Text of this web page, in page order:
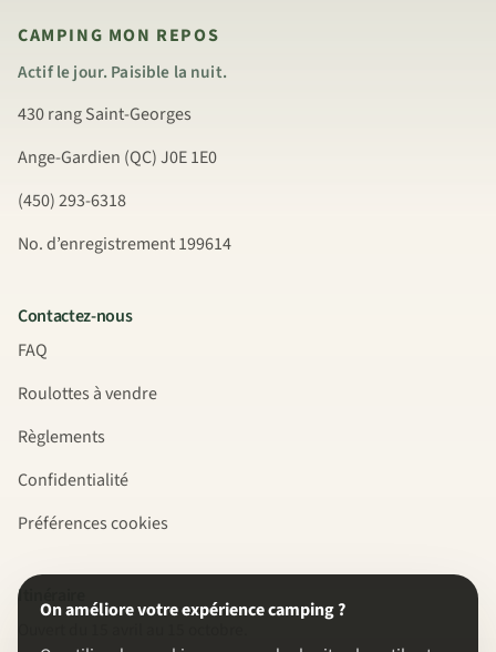
CAMPING MON REPOS
Actif le jour. Paisible la nuit.
430 rang Saint-Georges
Ange-Gardien (QC) J0E 1E0
(450) 293-6318
No. d’enregistrement 199614
Contactez-nous
FAQ
Roulottes à vendre
Règlements
Confidentialité
Préférences cookies
Itinéraire
On améliore votre expérience camping ?